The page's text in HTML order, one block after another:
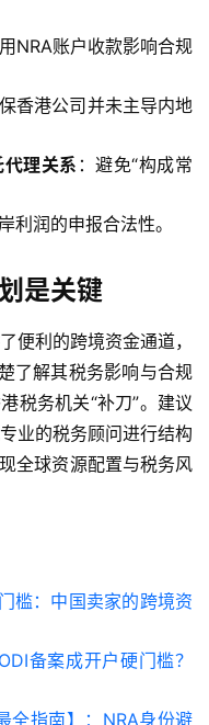
NRA账户收款影响合规
香港公司并未主导内地
理关系 ：避免“构成常
利润的申报合法性。
是关键
便利的跨境资金通道，
了解其税务影响与合规
税务机关“补刀”。建议
业的税务顾问进行结构
全球资源配置与税务风
槛：中国卖家的跨境资
备案成开户硬门槛？
全指南】：NRA身份避